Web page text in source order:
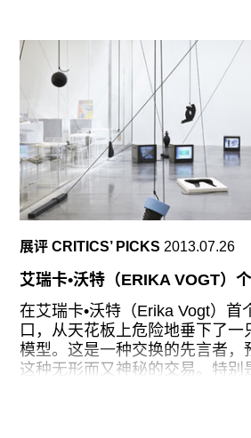
是本届三年展在名古屋的展场之
市在成为丰田汽车总部所在地之
织工厂。）如今，大部分商店在
下早已人去楼空，废弃不用的建
场地，比如奈良美智和他的朋友
克（Justin Luke）和劳伦斯•库
Kumpf)在Lisa Cooley画廊举办
凯于八月十日下午五时现场呈现
Condition of Reasonable
创作《咱的做工进行曲》时，我
都是蔗糖厂退休了的男人和他们
回曾经工作的的工厂去采录声音
尾，是我出生的小镇位于台湾中
还住在那里，这次是通过我父亲
位：我家住在离工厂几分钟距离
工厂学校上学；我第一次拔牙口
的医院。蔗糖曾经是台湾的最重
五十个工厂，现在只剩下两个了
是仅供内销的。
在制作之前，我组织了一系列的
展评 CRITICS’ PICKS 2013.07.26
艾瑞卡•沃特（ERIKA VOGT）
在艾瑞卡•沃特（Erika Vogt）首
口，从天花板上危险地垂下了一
模型。这是一种交换的先言者，
这种无形而又神秘的交易。特别